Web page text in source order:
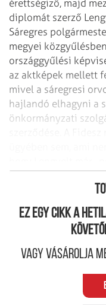
érettségiző, majd
diplomát szerző
Sáregres
megyei
országgyűlési
az aktképek mellett
mivel a sáregresi
hajlandó elhagyni a
önkormányzati
párton belül.
Ez egy cikk a
Vagy vásárolja